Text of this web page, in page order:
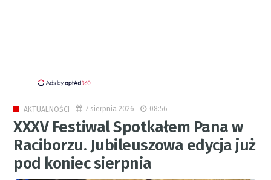
AKTUALNOŚCI 7 sierpnia 2026 08:56
XXXV Festiwal Spotkałem Pana w
Raciborzu. Jubileuszowa edycja już
pod koniec sierpnia